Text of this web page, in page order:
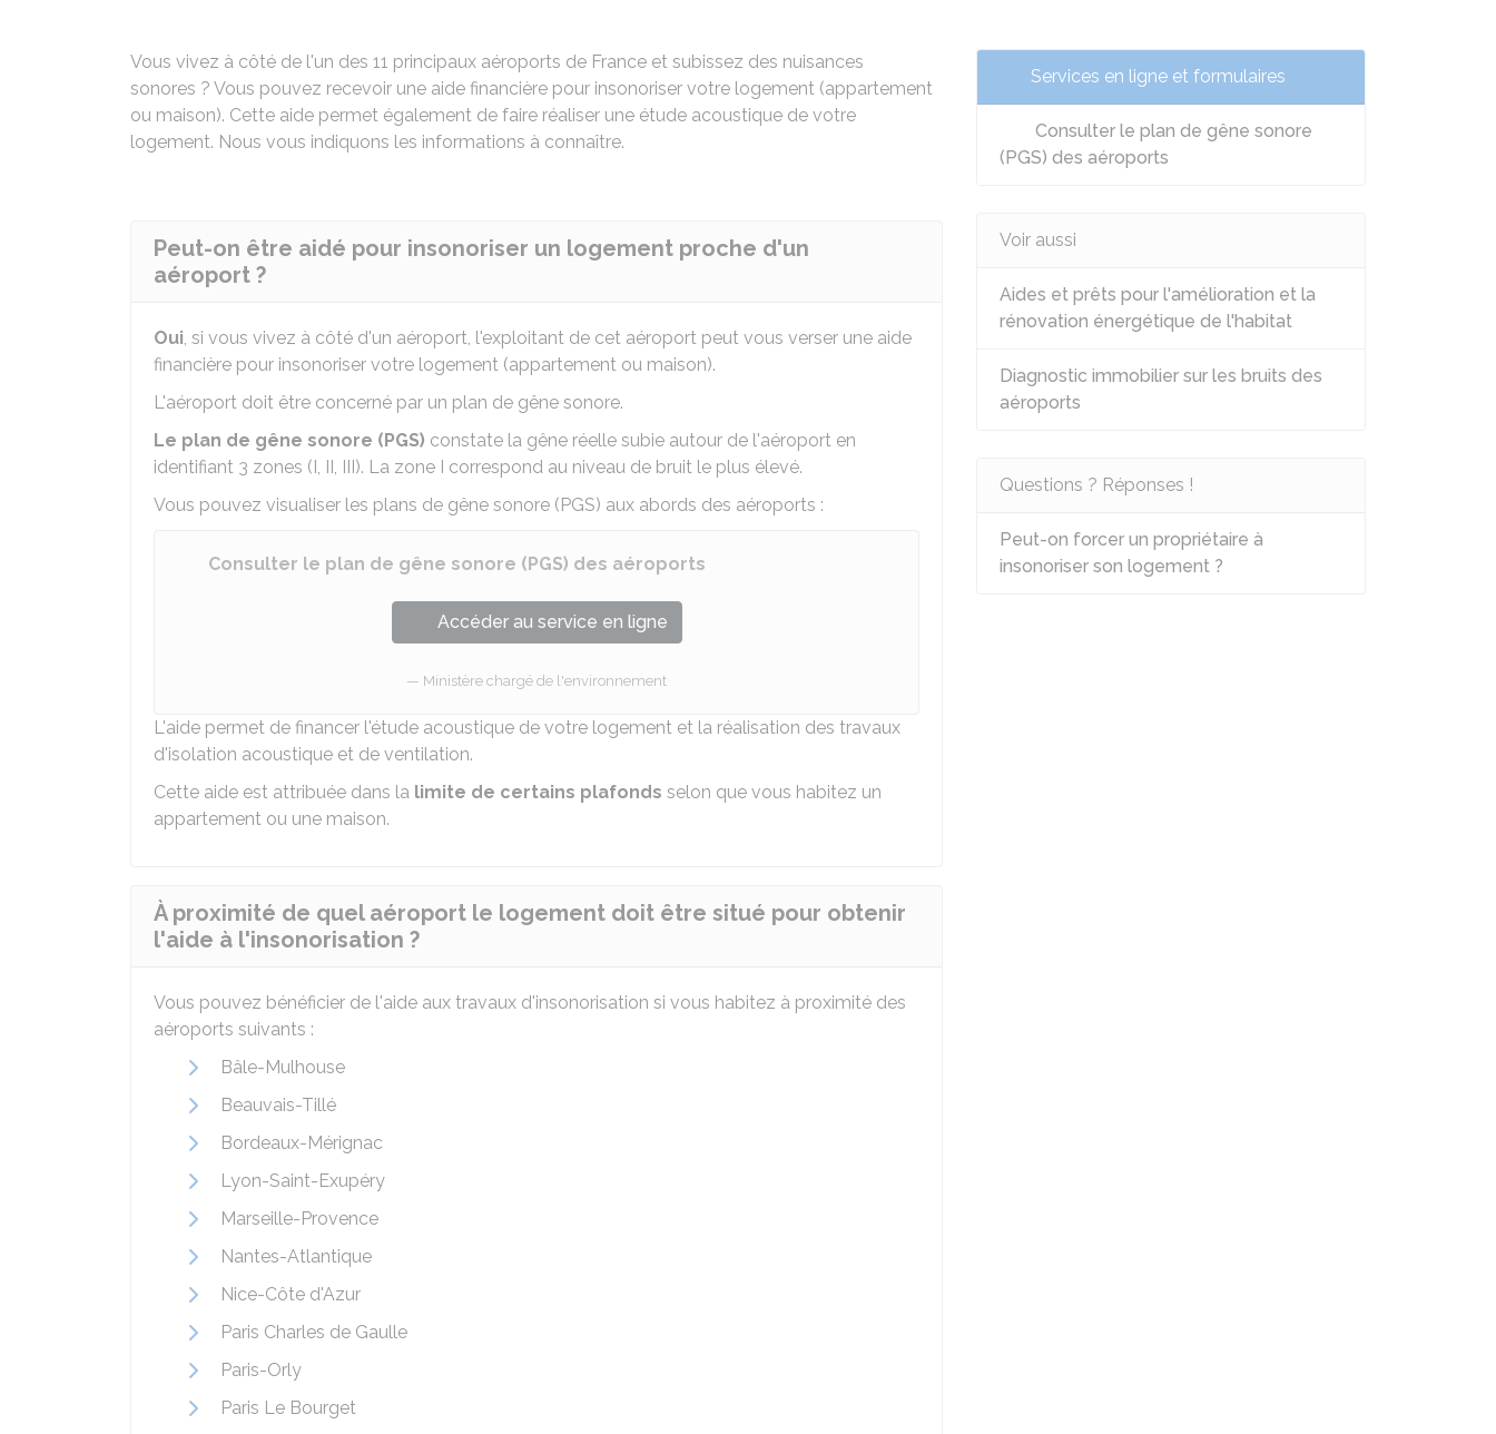
Vous vivez à côté de l'un des 11 principaux aéroports de France et subissez des nuisances
sonores ? Vous pouvez recevoir une aide financière pour insonoriser votre logement (appartement
ou maison). Cette aide permet également de faire réaliser une étude acoustique de votre
logement. Nous vous indiquons les informations à connaître.
Peut-on être aidé pour insonoriser un logement proche d'un
aéroport ?
Oui, si vous vivez à côté d'un aéroport, l'exploitant de cet aéroport peut vous verser une aide
financière pour insonoriser votre logement (appartement ou maison).
L'aéroport doit être concerné par un plan de gêne sonore.
Le plan de gêne sonore (PGS) constate la gêne réelle subie autour de l'aéroport en
identifiant 3 zones (I, II, III). La zone I correspond au niveau de bruit le plus élevé.
Vous pouvez visualiser les plans de gêne sonore (PGS) aux abords des aéroports :
Consulter le plan de gêne sonore (PGS) des aéroports
Accéder au service en ligne
Ministère chargé de l'environnement
L'aide permet de financer l'étude acoustique de votre logement et la réalisation des travaux
d'isolation acoustique et de ventilation.
Cette aide est attribuée dans la limite de certains plafonds selon que vous habitez un
appartement ou une maison.
À proximité de quel aéroport le logement doit être situé pour obtenir
l'aide à l'insonorisation ?
Vous pouvez bénéficier de l'aide aux travaux d'insonorisation si vous habitez à proximité des
aéroports suivants :
Bâle-Mulhouse
Beauvais-Tillé
Bordeaux-Mérignac
Lyon-Saint-Exupéry
Marseille-Provence
Nantes-Atlantique
Nice-Côte d'Azur
Paris Charles de Gaulle
Paris-Orly
Paris Le Bourget
Services en ligne et formulaires
Consulter le plan de gêne sonore
(PGS) des aéroports
Voir aussi
Aides et prêts pour l'amélioration et la
rénovation énergétique de l'habitat
Diagnostic immobilier sur les bruits des
aéroports
Questions ? Réponses !
Peut-on forcer un propriétaire à
insonoriser son logement ?